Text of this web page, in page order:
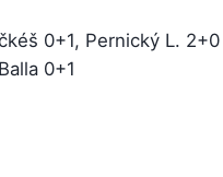
0+1, Pernický L. 2+0
0+1